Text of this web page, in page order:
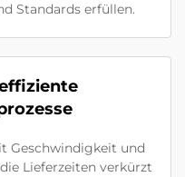
Standards erfüllen.
Geschwindigkeit und
Lieferzeiten verkürzt